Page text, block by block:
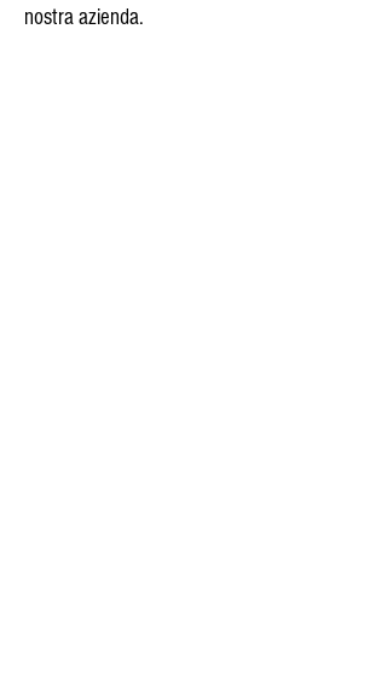
nostra azienda.